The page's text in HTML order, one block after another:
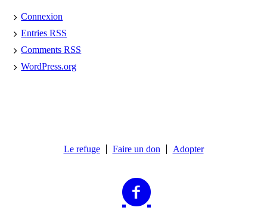
Connexion
EntriesRSS
CommentsRSS
WordPress.org
Le refuge Faire un don Adopter